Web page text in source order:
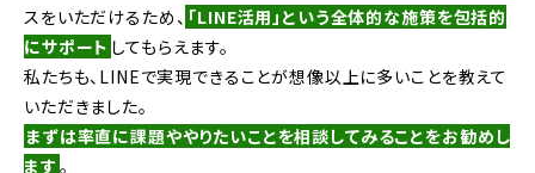
スをいただけるため、 「LINE活用」という全体的な施策を包括的
にサポート してもらえます。
私たちも、LINEで実現できることが想像以上に多いことを教えて
いただきました。
まずは率直に課題ややりたいことを相談してみることをお勧めし
ます 。